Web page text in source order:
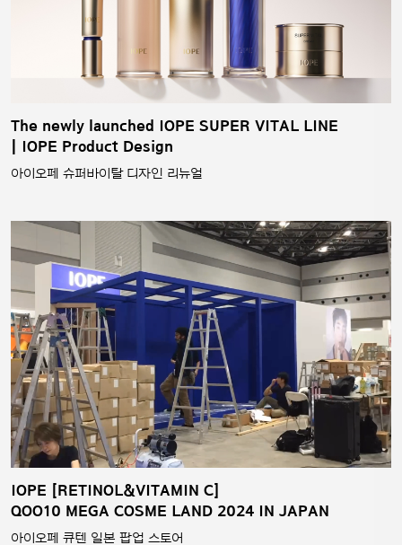
The newly launched IOPE SUPER VITAL LINE
| IOPE Product Design
아이오페 슈퍼바이탈 디자인 리뉴얼
IOPE [RETINOL&VITAMIN C]
QOO10 MEGA COSME LAND 2024 IN JAPAN
아이오페 큐텐 일본 팝업 스토어